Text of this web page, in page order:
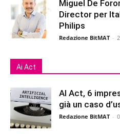
Miguel De
Director per
Philips
Redazione BitMAT -
Ai Act
AI Act, 6
già un caso
Redazione BitMAT -